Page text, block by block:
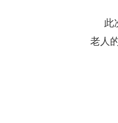
此
老人